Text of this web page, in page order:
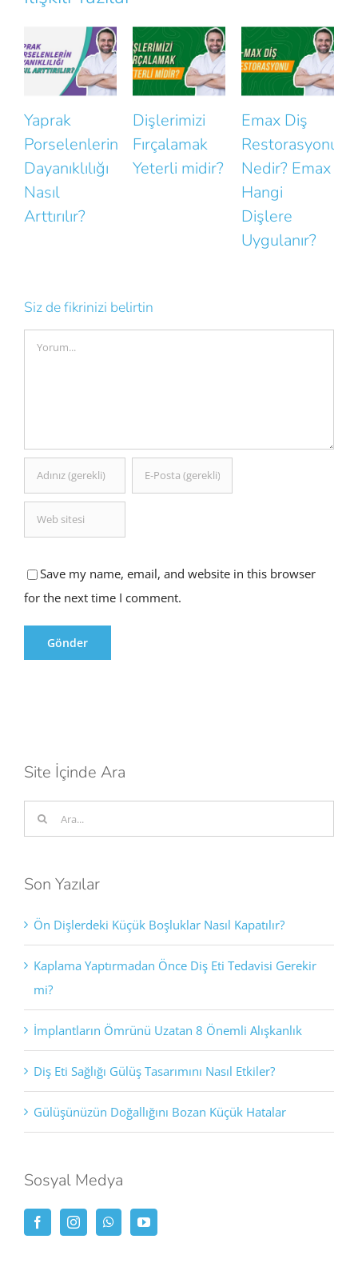
Dişlerimizi
Fırçalamak
Yeterli midir?
Emax Diş
Restorasyonu
Nedir? Emax
Diş
Tedavisinde
Antibiyotik
Kullanımı
Siz de fikrinizi belirtin
Comment
Save my name, email, and website in this browser
for the next time I comment.
Site İçinde Ara
Ara:
Son Yazılar
Ön Dişlerdeki Küçük Boşluklar Nasıl Kapatılır?
Kaplama Yaptırmadan Önce Diş Eti Tedavisi Gerekir
mi?
İmplantların Ömrünü Uzatan 8 Önemli Alışkanlık
Diş Eti Sağlığı Gülüş Tasarımını Nasıl Etkiler?
Gülüşünüzün Doğallığını Bozan Küçük Hatalar
Sosyal Medya